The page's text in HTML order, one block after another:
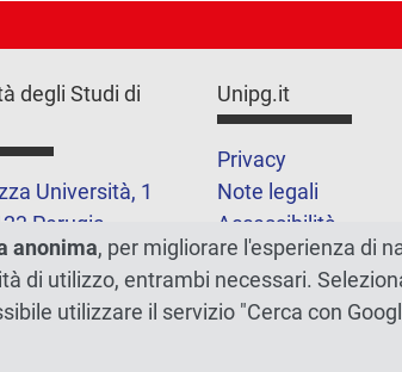
degli Studi di
Università, 1
Perugia
0755851
Unipg.it
Privacy
Note legali
Accessibilità
anonima, per migliorare l'esperienza di
di utilizzo, entrambi necessari.
utilizzare il servizio "Cerca con